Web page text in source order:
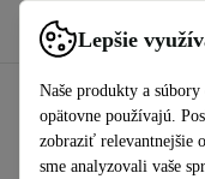
Lepšie
Naše produkty a
opätovne používajú.
zobraziť relevantnejšie
sme analyzovali vaše
používať refurbed